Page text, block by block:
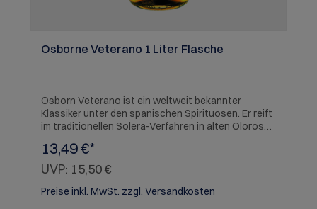
Osborne Veterano 1 Liter Flasche
Osborn Veterano ist ein weltweit bekannter
Klassiker unter den spanischen Spirituosen. Er reift
im traditionellen Solera-Verfahren in alten Oloroso-
bernsteinfarben, intensiv und harmonisch mit
Aromen von Pflaumen und Trauben, vereint mit den
Eichennoten der Fasslagerung.
13,49 €*
UVP: 15,50 €
Preise inkl. MwSt. zzgl. Versandkosten